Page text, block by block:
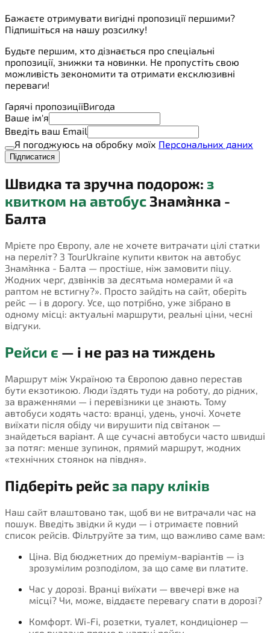
Бажаєте отримувати вигідні пропозиції першими?
Підпишіться на нашу розсилку!
Будьте першим, хто дізнається про спеціальні
пропозиції, знижки та новинки. Не пропустіть свою
можливість зекономити та отримати ексклюзивні
переваги!
Гарячі пропозиціїВигода
Ваше ім'я
Введіть ваш Email
Я погоджуюсь на обробку моїх Персональних даних
Підписатися
Швидка та зручна подорож: з
квитком на автобусЗнам`янка -
Балта
Мрієте про Європу, але не хочете витрачати цілі статки
на переліт? З TourUkraine купити квиток на автобус
Знам`янка - Балта — простіше, ніж замовити піцу.
Жодних черг, дзвінків за десятьма номерами й «а
раптом не встигну?». Просто зайдіть на сайт, оберіть
рейс — і в дорогу. Усе, що потрібно, уже зібрано в
одному місці: актуальні маршрути, реальні ціни, чесні
відгуки.
Рейси є — і не раз на тиждень
Маршрут між Україною та Європою давно перестав
бути екзотикою. Люди їздять туди на роботу, до рідних,
за враженнями — і перевізники це знають. Тому
автобуси ходять часто: вранці, удень, уночі. Хочете
виїхати після обіду чи вирушити під світанок —
знайдеться варіант. А ще сучасні автобуси часто швидші
за потяг: менше зупинок, прямий маршрут, жодних
«технічних стоянок на півдня».
Підберіть рейсза пару кліків
Наш сайт влаштовано так, щоб ви не витрачали час на
пошук. Введіть звідки й куди — і отримаєте повний
список рейсів. Фільтруйте за тим, що важливо саме вам:
Ціна. Від бюджетних до преміум-варіантів — із
зрозумілим розподілом, за що саме ви платите.
Час у дорозі. Вранці виїхати — ввечері вже на
місці? Чи, може, віддаєте перевагу спати в дорозі?
Комфорт. Wi-Fi, розетки, туалет, кондиціонер —